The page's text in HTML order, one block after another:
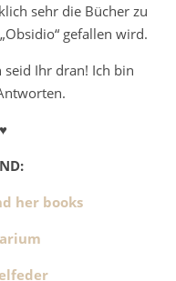
sehr die Bücher zu
gefallen wird.
seid Ihr dran! Ich bin
her books